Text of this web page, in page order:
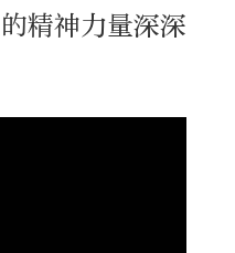
精神力量深深